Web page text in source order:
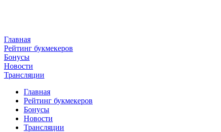
Главная
Рейтинг букмекеров
Бонусы
Новости
Трансляции
Главная
Рейтинг букмекеров
Бонусы
Новости
Трансляции